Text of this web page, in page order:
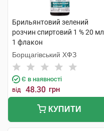
Брильянтовий зелений
розчин спиртовий 1 % 20 мл
1 флакон
Борщагівський ХФЗ
Є в наявності
від 48.30 грн
КУПИТИ